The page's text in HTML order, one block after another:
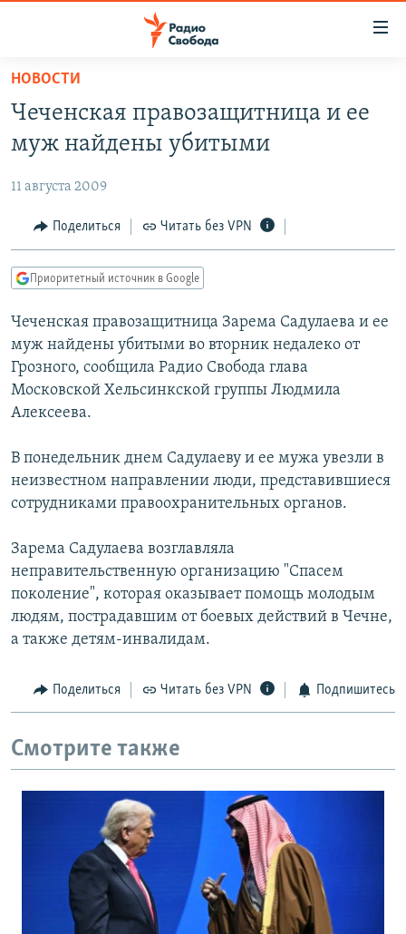
упрощенного
доступа
основному
Вернутся
главной
навигации
Вернутся
поиску
АВТОРСКИЕ ПРОЕКТЫ
ЦИТАТЫ СВОБОДЫ
МНЕНИЯ
IDEL.РЕАЛИИ
КАВКАЗ.РЕАЛИИ
СЕВЕР.РЕАЛИИ
СИБИРЬ.РЕАЛИИ
РАСПИСАНИЕ ВЕЩАНИЯ
ПОДПИШИТЕСЬ НА РАССЫЛКУ
СОЦИАЛЬНЫЕ СЕТИ
Все сайты РСЕ/РС
НОВОСТИ
Чеченская правозащитница и ее
муж найдены убитыми
11 августа 2009
Поделиться Читать без VPN
Приоритетный источник в Google
Чеченская правозащитница Зарема Садулаева и ее
муж найдены убитыми во вторник недалеко от
Грозного, сообщила Радио Свобода глава
Московской Хельсинкской группы Людмила
Алексеева.
В понедельник днем Садулаеву и ее мужа увезли в
неизвестном направлении люди, представившиеся
сотрудниками правоохранительных органов.
Зарема Садулаева возглавляла
неправительственную организацию "Спасем
поколение", которая оказывает помощь молодым
людям, пострадавшим от боевых действий в Чечне,
а также детям-инвалидам.
Поделиться Читать без VPN Подпишитесь
Смотрите также